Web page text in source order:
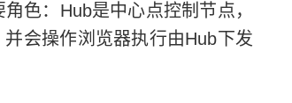
色：Hub是中心点控制节点，
会操作浏览器执行由Hub下发